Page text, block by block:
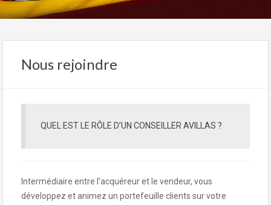
Nous rejoindre
QUEL EST LE RÔLE D’UN CONSEILLER AVILLAS ?
Intermédiaire entre l’acquéreur et le vendeur, vous
développez et animez un portefeuille clients sur votre